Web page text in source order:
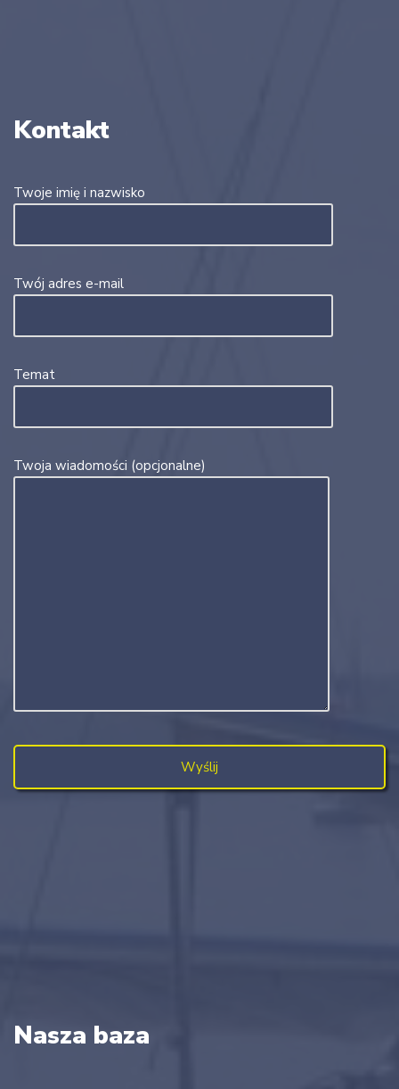
Kontakt
Twoje imię i nazwisko
Twój adres e-mail
Temat
Twoja wiadomości (opcjonalne)
Nasza baza